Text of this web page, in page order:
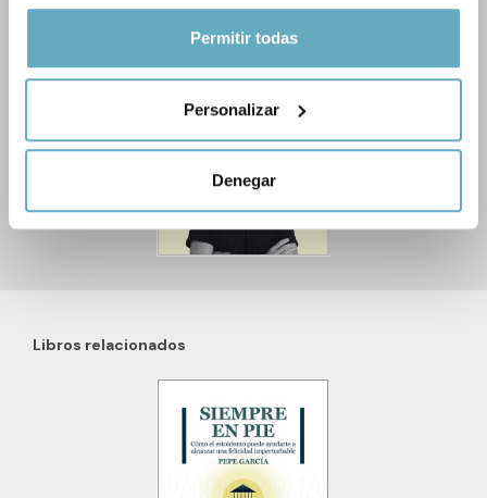
Si lo permite, también quisiéramos:
geográfica que puede tener una precisión de varios
Identificar su dispositivo analizándolo activamente
datos personales y establezca sus preferencias en la
Las cookies de este sitio web se usan para personalizar
el contenido y los anuncios, ofrecer funciones de redes
sociales y analizar el tráfico. Además, compartimos
información sobre el uso que haga del sitio web con
nuestros partners de redes sociales, publicidad y análisis
Permitir todas
Personalizar
Denegar
Imágenes y reseñas
‹ ›
Libros relacionados